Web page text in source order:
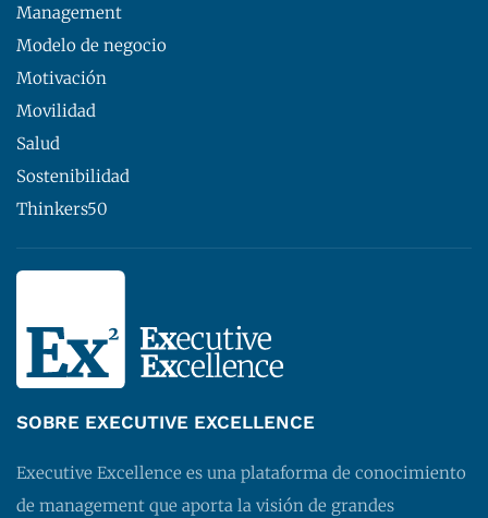
Management
Modelo de negocio
Motivación
Movilidad
Salud
Sostenibilidad
Thinkers50
SOBRE EXECUTIVE EXCELLENCE
Executive Excellence es una plataforma de conocimiento
de management que aporta la visión de grandes